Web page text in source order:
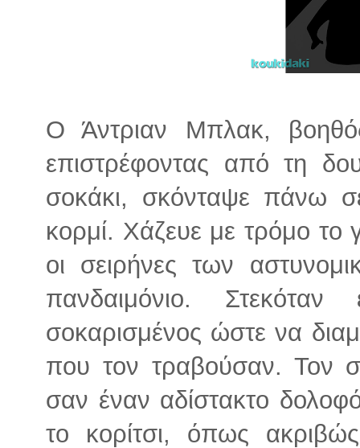
Ο Άντριαν Μπλακ,
επιστρέφοντας από τη
σοκάκι, σκόνταψε πάνω
κορμί. Χάζευε με τρόμο το
οι σειρήνες των
πανδαιμόνιο. Στεκόταν
σοκαρισμένος ώστε να
που τον τραβούσαν. Τον
σαν έναν αδίστακτο
το κορίτσι, όπως